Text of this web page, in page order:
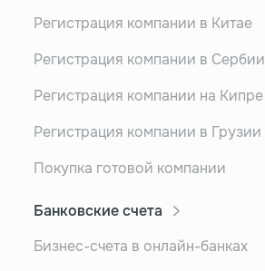
Регистрация компании в Китае
Регистрация компании в Сербии
Регистрация компании на Кипре
Регистрация компании в Грузии
Покупка готовой компании
Банковские счета
Бизнес-счета в онлайн-банках